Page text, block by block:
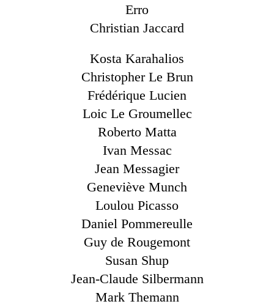
Erro
Christian Jaccard
Kosta Karahalios
Christopher Le Brun
Frédérique Lucien
Loic Le Groumellec
Roberto Matta
Ivan Messac
Jean Messagier
Geneviève Munch
Loulou Picasso
Daniel Pommereulle
Guy de Rougemont
Susan Shup
Jean-Claude Silbermann
Mark Themann